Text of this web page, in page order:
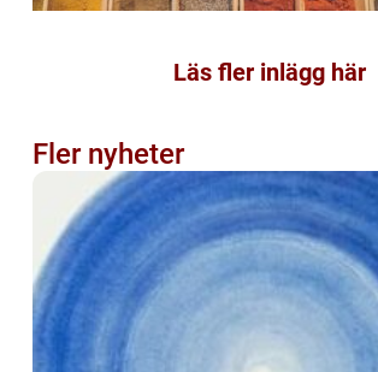
Läs fler inlägg här
Fler nyheter